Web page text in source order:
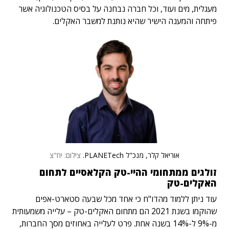
מעגלית, מים ועוד, וכל חברה נבחנה על בסיס הטכנולוגיה אשר
פיתחה והמענה הישיר שהיא נותנת למשבר האקלים.
אוריאל קלר, מנכ"ל PLANETech. צילום: יח"צ
זולגים ממתחומי ההיי-טק הקלאסיים לתחום
האקלים-טק
עוד ניתן ללמוד מהדו"ח כי אחד מכל שבעה סטארט-אפים
שהוקמו בשנת 2021 הם מתחום האקלים-טק – עלייה משמעותית
מ-9% ל-14% בשנה אחת. פרט לעלייה באחוזים מסך החברות,